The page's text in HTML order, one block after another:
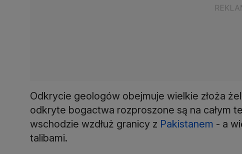
Odkrycie geologów obejmuje wielkie złoża
odkryte bogactwa rozproszone są na całym
wschodzie wzdłuż granicy z Pakistanem - a
talibami.